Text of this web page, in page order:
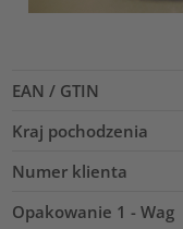
EAN / GTIN
Kraj pochodzenia
Numer klienta
Opakowanie 1 - Wag